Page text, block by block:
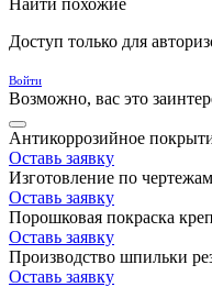
Доступ только для
Войти
Возможно, вас это
Антикоррозийное
Оставь заявку
Изготовление по чертежам
Оставь заявку
Порошковая покраска
Оставь заявку
Производство шпильки
Оставь заявку